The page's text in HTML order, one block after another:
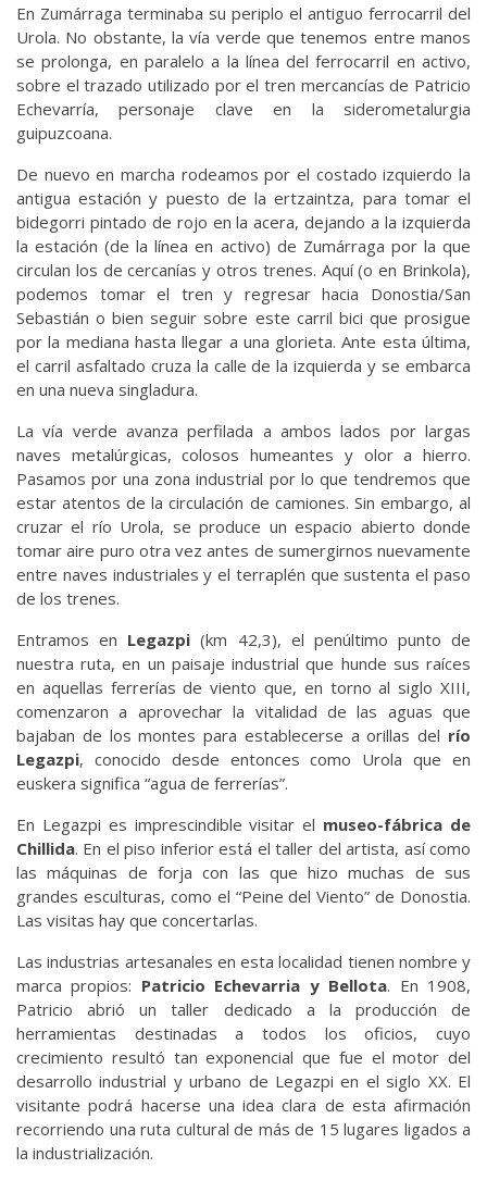
En Zumárraga terminaba su periplo el antiguo ferrocarril del
Urola. No obstante, la vía verde que tenemos entre manos
se prolonga, en paralelo a la línea del ferrocarril en activo,
sobre el trazado utilizado por el tren mercancías de Patricio
Echevarría, personaje clave en la siderometalurgia
guipuzcoana.
De nuevo en marcha rodeamos por el costado izquierdo la
antigua estación y puesto de la ertzaintza, para tomar el
bidegorri pintado de rojo en la acera, dejando a la izquierda
la estación (de la línea en activo) de Zumárraga por la que
circulan los de cercanías y otros trenes. Aquí (o en Brinkola),
podemos tomar el tren y regresar hacia Donostia/San
Sebastián o bien seguir sobre este carril bici que prosigue
por la mediana hasta llegar a una glorieta. Ante esta última,
el carril asfaltado cruza la calle de la izquierda y se embarca
en una nueva singladura.
La vía verde avanza perfilada a ambos lados por largas
naves metalúrgicas, colosos humeantes y olor a hierro.
Pasamos por una zona industrial por lo que tendremos que
estar atentos de la circulación de camiones. Sin embargo, al
cruzar el río Urola, se produce un espacio abierto donde
tomar aire puro otra vez antes de sumergirnos nuevamente
entre naves industriales y el terraplén que sustenta el paso
de los trenes.
Entramos en Legazpi(km 42,3), el penúltimo punto de
nuestra ruta, en un paisaje industrial que hunde sus raíces
en aquellas ferrerías de viento que, en torno al siglo XIII,
comenzaron a aprovechar la vitalidad de las aguas que
bajaban de los montes para establecerse a orillas del río
Legazpi, conocido desde entonces como Urola que en
euskera significa “agua de ferrerías”.
En Legazpi es imprescindible visitar el museo-fábrica de
Chillida. En el piso inferior está el taller del artista, así como
las máquinas de forja con las que hizo muchas de sus
grandes esculturas, como el “Peine del Viento” de Donostia.
Las visitas hay que concertarlas.
Las industrias artesanales en esta localidad tienen nombre y
marca propios: Patricio Echevarria y Bellota. En 1908,
Patricio abrió un taller dedicado a la producción de
herramientas destinadas a todos los oficios, cuyo
crecimiento resultó tan exponencial que fue el motor del
desarrollo industrial y urbano de Legazpi en el siglo XX. El
visitante podrá hacerse una idea clara de esta afirmación
recorriendo una ruta cultural de más de 15 lugares ligados a
la industrialización.